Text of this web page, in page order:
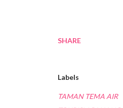
SHARE
Labels
TAMAN TEMA AIR